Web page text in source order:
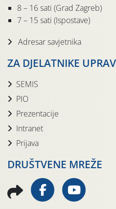
8 – 16 sati (Grad Zagreb)
7 – 15 sati (Ispostave)
Adresar savjetnika
ZA DJELATNIKE
SEMIS
PIO
Prezentacije
Intranet
Prijava
DRUŠTVENE MREŽE